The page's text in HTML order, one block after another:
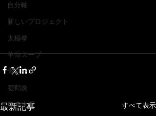
自分軸
新しいプロジェクト
太極拳
羊骨スープ
骨スープ
腱鞘炎
痛み克服
最新記事 すべて表示